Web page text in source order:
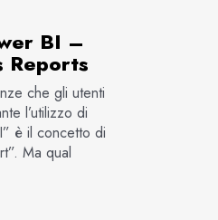
BI –
Reports
che gli utenti
l’utilizzo di
è il concetto di
Ma qual